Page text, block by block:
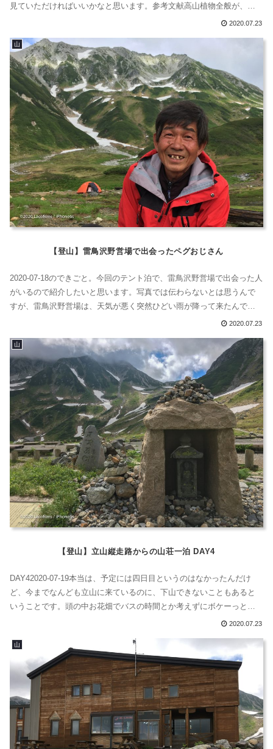
見ていただければいいかなと思います。参考文献高山植物全般が、わ
かりやすく掲載されています。これで大体を確認しました。間違いが
いなと思います。よろしくお願いします。室堂周辺室堂周辺では、い
つもチングルマや...
2020.07.23
山
【登山】雷鳥沢野営場で出会ったペグおじさん
2020-07-18のできごと。今回のテント泊で、雷鳥沢野営場で出会った人
がいるので紹介したいと思います。写真では伝わらないとは思うんで
すが、雷鳥沢野営場は、天気が悪く突然ひどい雨が降って来たんで
す。局地雨です。奥大日岳の方は青空でした。そして、またすぐに晴
を張っていました。梅雨明けしていないことと、雨の予報だったので
タープを事前に持っ...
2020.07.23
山
【登山】立山縦走路からの山荘一泊 DAY4
DAY42020-07-19本当は、予定には四日目というのはなかったんだけ
ど、今までなんども立山に来ているのに、下山できないこともあると
いうことです。頭の中お花畑でバスの時間とか考えずにボケーっとし
てたんでしょうね。17時が最終バスだと思い込んでいたけど、コロナ
ガラ。。。汗室堂山荘が空いてなかったら、ちょう高級な立山ホテル
に泊まらな...
2020.07.23
山